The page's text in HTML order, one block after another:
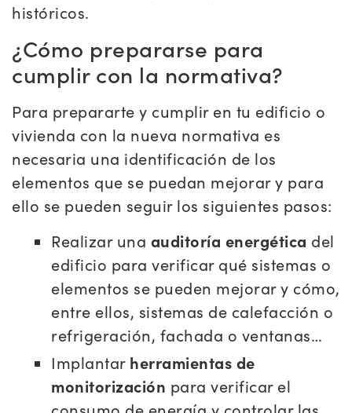
históricos.
¿Cómo prepararse para
cumplir con la normativa?
Para prepararte y cumplir en tu edificio o
vivienda con la nueva normativa es
necesaria una identificación de los
elementos que se puedan mejorar y para
ello se pueden seguir los siguientes pasos:
Realizar una auditoría energética del
edificio para verificar qué sistemas o
elementos se pueden mejorar y cómo,
entre ellos, sistemas de calefacción o
refrigeración, fachada o ventanas…
Implantar herramientas de
monitorización para verificar el